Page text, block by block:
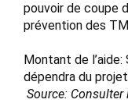
pouvoir de coupe
prévention des
Montant de
dépendra du
Source: